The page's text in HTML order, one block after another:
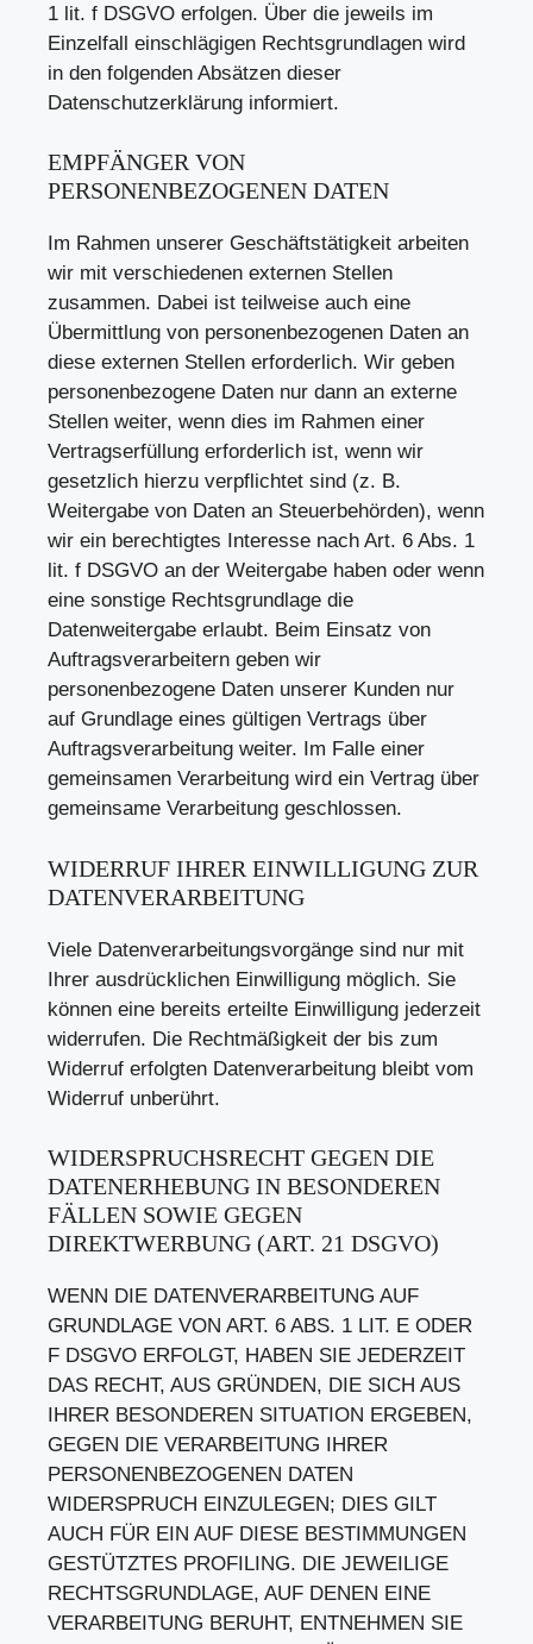
1 lit. f DSGVO erfolgen. Über die jeweils im
Einzelfall einschlägigen Rechtsgrundlagen wird
in den folgenden Absätzen dieser
Datenschutzerklärung informiert.
EMPFÄNGER VON
PERSONENBEZOGENEN DATEN
Im Rahmen unserer Geschäftstätigkeit arbeiten
wir mit verschiedenen externen Stellen
zusammen. Dabei ist teilweise auch eine
Übermittlung von personenbezogenen Daten an
diese externen Stellen erforderlich. Wir geben
personenbezogene Daten nur dann an externe
Stellen weiter, wenn dies im Rahmen einer
Vertragserfüllung erforderlich ist, wenn wir
gesetzlich hierzu verpflichtet sind (z. B.
Weitergabe von Daten an Steuerbehörden), wenn
wir ein berechtigtes Interesse nach Art. 6 Abs. 1
lit. f DSGVO an der Weitergabe haben oder wenn
eine sonstige Rechtsgrundlage die
Datenweitergabe erlaubt. Beim Einsatz von
Auftragsverarbeitern geben wir
personenbezogene Daten unserer Kunden nur
auf Grundlage eines gültigen Vertrags über
Auftragsverarbeitung weiter. Im Falle einer
gemeinsamen Verarbeitung wird ein Vertrag über
gemeinsame Verarbeitung geschlossen.
WIDERRUF IHRER EINWILLIGUNG ZUR
DATENVERARBEITUNG
Viele Datenverarbeitungsvorgänge sind nur mit
Ihrer ausdrücklichen Einwilligung möglich. Sie
können eine bereits erteilte Einwilligung jederzeit
widerrufen. Die Rechtmäßigkeit der bis zum
Widerruf erfolgten Datenverarbeitung bleibt vom
Widerruf unberührt.
WIDERSPRUCHSRECHT GEGEN DIE
DATENERHEBUNG IN BESONDEREN
FÄLLEN SOWIE GEGEN
DIREKTWERBUNG (ART. 21 DSGVO)
WENN DIE DATENVERARBEITUNG AUF
GRUNDLAGE VON ART. 6 ABS. 1 LIT. E ODER
F DSGVO ERFOLGT, HABEN SIE JEDERZEIT
DAS RECHT, AUS GRÜNDEN, DIE SICH AUS
IHRER BESONDEREN SITUATION ERGEBEN,
GEGEN DIE VERARBEITUNG IHRER
PERSONENBEZOGENEN DATEN
WIDERSPRUCH EINZULEGEN; DIES GILT
AUCH FÜR EIN AUF DIESE BESTIMMUNGEN
GESTÜTZTES PROFILING. DIE JEWEILIGE
RECHTSGRUNDLAGE, AUF DENEN EINE
VERARBEITUNG BERUHT, ENTNEHMEN SIE